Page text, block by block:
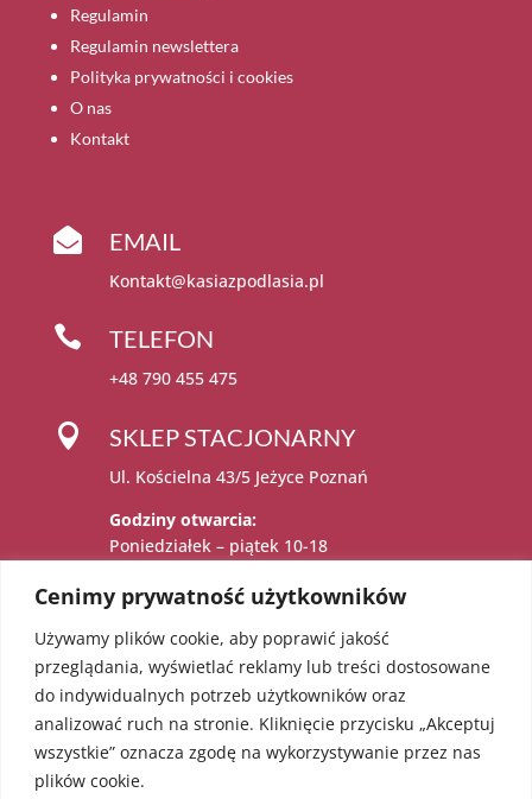
Cenimy prywatność użytkowników
Używamy plików cookie, aby poprawić jakość
przeglądania, wyświetlać reklamy lub treści dostosowane
do indywidualnych potrzeb użytkowników oraz
analizować ruch na stronie. Kliknięcie przycisku „Akceptuj
wszystkie” oznacza zgodę na wykorzystywanie przez nas
plików cookie.
Regulamin
Regulamin newslettera
Polityka prywatności i cookies
O nas
Kontakt
 EMAIL
Kontakt@kasiazpodlasia.pl
 TELEFON
+48 790 455 475
 SKLEP STACJONARNY
Ul. Kościelna 43/5 Jeżyce Poznań
Godziny otwarcia:
Poniedziałek – piątek 10-18

Administratorem danych osobowych jest:
Katarzyna Sadowska – Karolczak prowadzący
działalność gospodarczą pod firmą EcoAngel
Katarzyna Sadowska – Karolczak pod adresem
os. Bolesława Chrobrego 36/18, 60-681
Poznań. NIP: 5451623303 REGON: 052241855